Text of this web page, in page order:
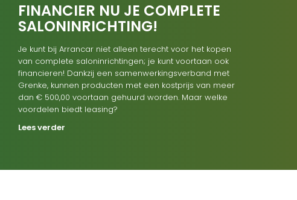
FINANCIER NU JE COMPLETE
SALONINRICHTING!
Je kunt bij Arrancar niet alleen terecht voor het kopen
van complete saloninrichtingen; je kunt voortaan ook
financieren! Dankzij een samenwerkingsverband met
Grenke, kunnen producten met een kostprijs van meer
dan € 500,00 voortaan gehuurd worden. Maar welke
voordelen biedt leasing?
Lees verder